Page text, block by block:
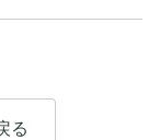
る